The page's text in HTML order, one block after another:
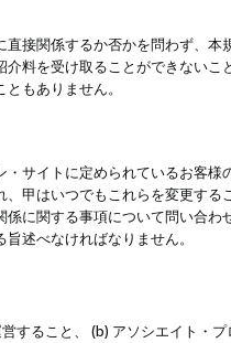
接関係するか否かを問わず、本
料を受け取ることができないこ
もありません。
サイトに定められているお客様
甲はいつでもこれらを変更する
係に関する事項について問い合わ
述べなければなりません。
すること、 (b) アソシエイト・プ